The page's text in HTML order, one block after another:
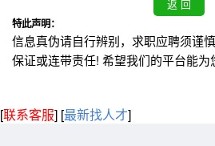
特此声明：
信息真伪请自行辨别，求职应聘须谨
保证或连带责任! 希望我们的平台能为
[联系客服] [最新找人才]